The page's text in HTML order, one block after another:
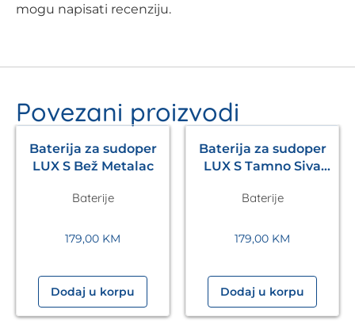
mogu napisati recenziju.
Povezani proizvodi
Baterija za sudoper
LUX S Bež Metalac
Baterije
179,00 KM
Dodaj u korpu
Baterija za sudoper
LUX S Tamno Siva
Baterije
179,00 KM
Dodaj u korpu